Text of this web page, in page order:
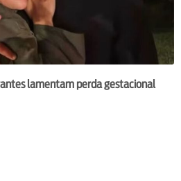
lamentam perda gestacional